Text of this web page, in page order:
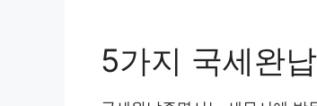
5가지 국세완